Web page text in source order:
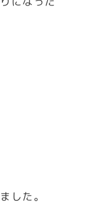
した。